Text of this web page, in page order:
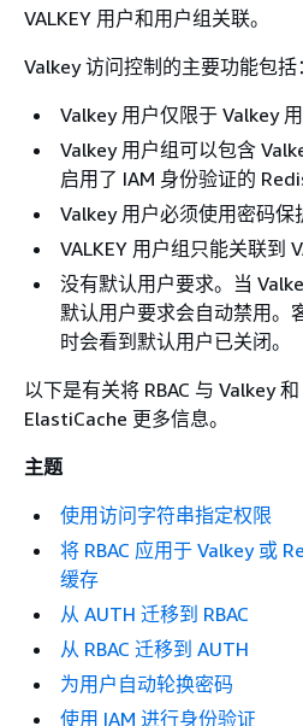
VALKEY 用户和用户组关联。
Valkey 访问控制的主要功能包括：
Valkey 用户仅限于 Valkey 用
Valkey 用户组可以包含
启用了 IAM 身份验证的
Valkey 用户必须使用密码保
VALKEY 用户组只能关联到
没有默认用户要求。当
默认用户要求会自动禁用。
时会看到默认用户已关闭。
以下是有关将 RBAC 与 Valkey
ElastiCache 更多信息。
主题
使用访问字符串指定权限
将 RBAC 应用于 Valkey 或
缓存
从 AUTH 迁移到 RBAC
从 RBAC 迁移到 AUTH
为用户自动轮换密码
使用 IAM 进行身份验证